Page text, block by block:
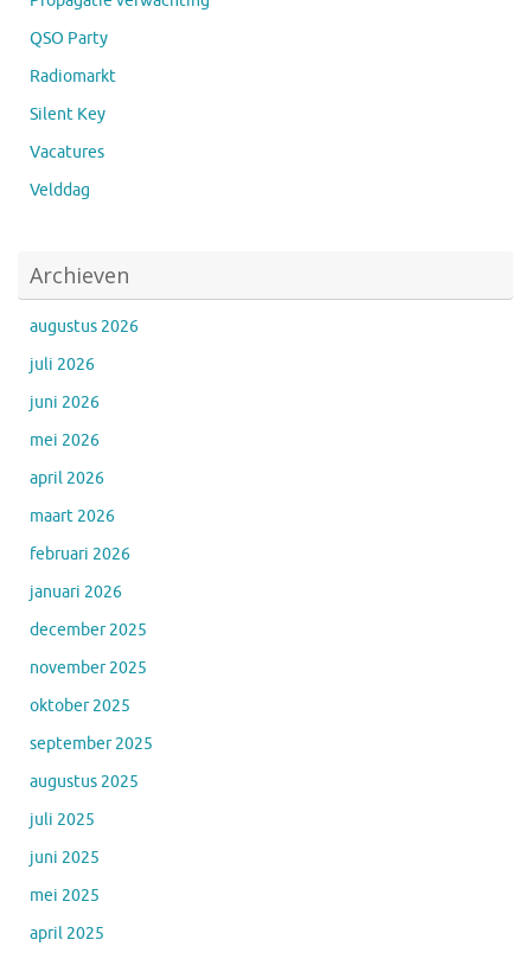
QSO Party
Radiomarkt
Silent Key
Vacatures
Velddag
Archieven
augustus 2026
juli 2026
juni 2026
mei 2026
april 2026
maart 2026
februari 2026
januari 2026
december 2025
november 2025
oktober 2025
september 2025
augustus 2025
juli 2025
juni 2025
mei 2025
april 2025